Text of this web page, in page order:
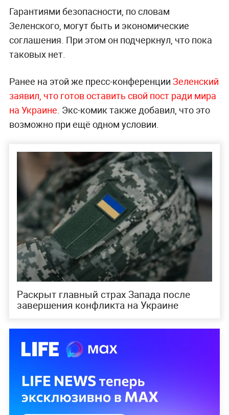
Гарантиями безопасности, по словам
Зеленского, могут быть и экономические
соглашения. При этом он подчеркнул, что пока
таковых нет.
Ранее на этой же пресс-конференции Зеленский
заявил, что готов оставить свой пост ради мира
на Украине . Экс-комик также добавил, что это
возможно при ещё одном условии.
Раскрыт главный страх Запада после
завершения конфликта на Украине